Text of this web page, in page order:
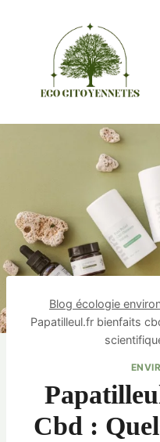
Blog écologie
Papatilleul.fr bienfaits
Cbd :